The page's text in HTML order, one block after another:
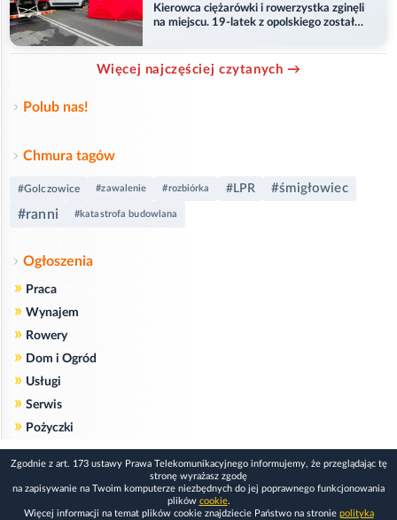
Kierowca ciężarówki i rowerzystka zginęli
na miejscu. 19-latek z opolskiego został
Więcej najczęściej czytanych →
Polub nas!
Chmura tagów
#Golczowice #zawalenie #rozbiórka #LPR #śmigłowiec
#ranni #katastrofa budowlana
Ogłoszenia
» Praca
» Wynajem
» Rowery
» Dom i Ogród
» Usługi
» Serwis
» Pożyczki
Zgodnie z art. 173 ustawy Prawa Telekomunikacyjnego informujemy, że przeglądając tę
stronę wyrażasz zgodę
na zapisywanie na Twoim komputerze niezbędnych do jej poprawnego funkcjonowania
plików cookie.
Więcej informacji na temat plików cookie znajdziecie Państwo na stronie polityka